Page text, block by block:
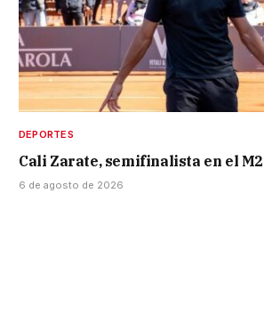
DEPORTES
Cali Zarate, semifinalista en el
6 de agosto de 2026